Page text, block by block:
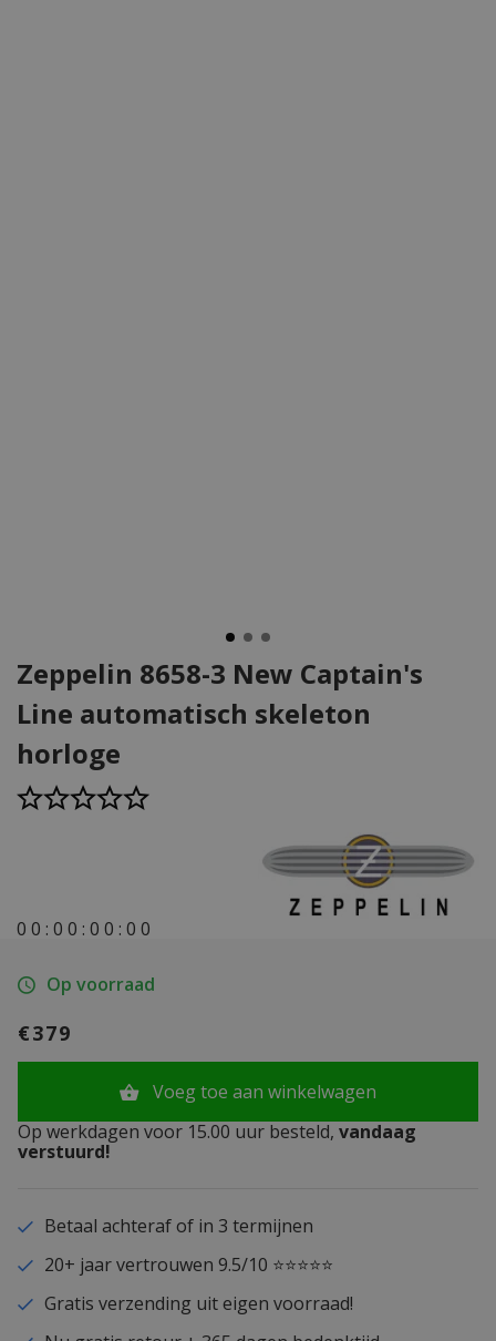
Zeppelin 8658-3 New Captain's
Line automatisch skeleton
horloge
0 0 : 0 0 : 0 0 : 0 0
Op voorraad
€379
Voeg toe aan winkelwagen
Op werkdagen voor 15.00 uur besteld, vandaag
verstuurd!
Betaal achteraf of in 3 termijnen
20+ jaar vertrouwen 9.5/10 ⭐⭐⭐⭐⭐
Gratis verzending uit eigen voorraad!